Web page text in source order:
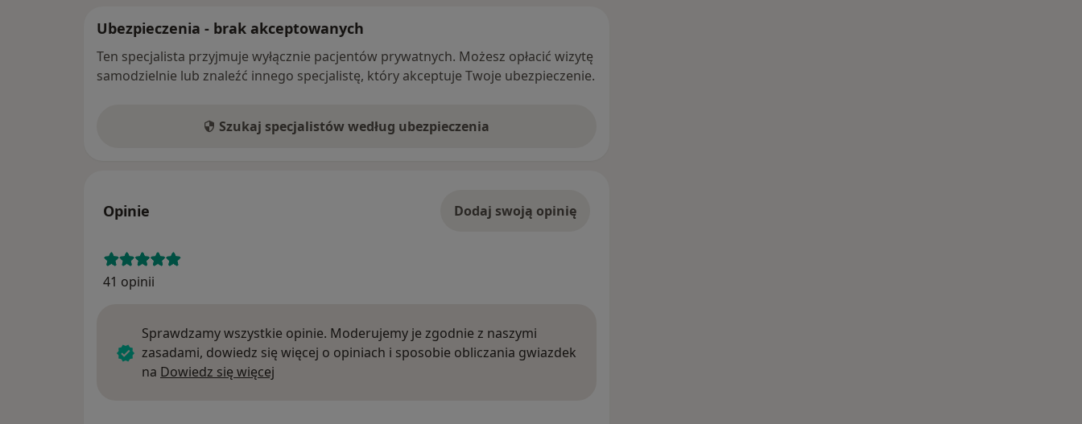
Ubezpieczenia - brak akceptowanych
Ten specjalista przyjmuje wyłącznie pacjentów prywatnych. Możesz opłacić wizytę
samodzielnie lub znaleźć innego specjalistę, który akceptuje Twoje ubezpieczenie.
Szukaj specjalistów według ubezpieczenia
Opinie Dodaj swoją opinię
41 opinii
Sprawdzamy wszystkie opinie. Moderujemy je zgodnie z naszymi
zasadami, dowiedz się więcej o opiniach i sposobie obliczania gwiazdek
na Dowiedz się więcej